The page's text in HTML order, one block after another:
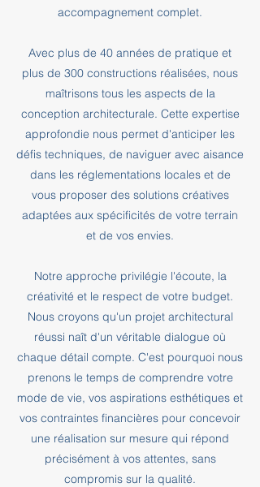
accompagnement complet.
Avec plus de 40 années de pratique et
plus de 300 constructions réalisées, nous
maîtrisons tous les aspects de la
conception architecturale. Cette expertise
approfondie nous permet d'anticiper les
défis techniques, de naviguer avec aisance
dans les réglementations locales et de
vous proposer des solutions créatives
adaptées aux spécificités de votre terrain
et de vos envies.
Notre approche privilégie l'écoute, la
créativité et le respect de votre budget.
Nous croyons qu'un projet architectural
réussi naît d'un véritable dialogue où
chaque détail compte. C'est pourquoi nous
prenons le temps de comprendre votre
mode de vie, vos aspirations esthétiques et
vos contraintes financières pour concevoir
une réalisation sur mesure qui répond
précisément à vos attentes, sans
compromis sur la qualité.